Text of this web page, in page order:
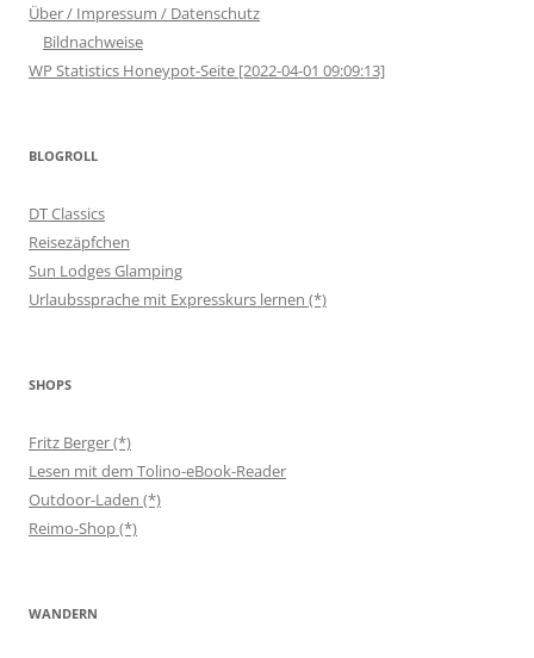
Über / Impressum / Datenschutz
Bildnachweise
WP Statistics Honeypot-Seite [2022-04-01 09:09:13]
BLOGROLL
DT Classics
Reisezäpfchen
Sun Lodges Glamping
Urlaubssprache mit Expresskurs lernen (*)
SHOPS
Fritz Berger (*)
Lesen mit dem Tolino-eBook-Reader
Outdoor-Laden (*)
Reimo-Shop (*)
WANDERN